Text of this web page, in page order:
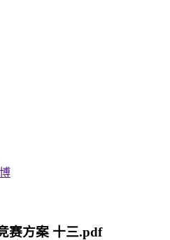
赛方案 十三.pdf